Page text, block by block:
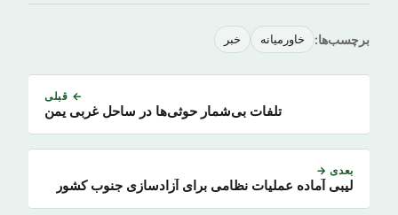
برچسب‌ها: خاورمیانه خبر
← قبلی
تلفات بی‌شمار حوثی‌ها در ساحل غربی یمن
بعدی →
لیبی آماده عملیات نظامی برای آزادسازی جنوب کشور